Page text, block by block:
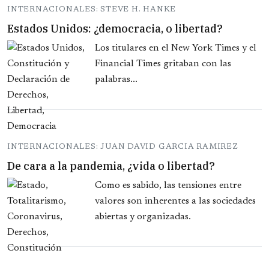
INTERNACIONALES: STEVE H. HANKE
Estados Unidos: ¿democracia, o libertad?
Los titulares en el New York Times y el
Financial Times gritaban con las
palabras...
INTERNACIONALES: JUAN DAVID GARCIA RAMIREZ
De cara a la pandemia, ¿vida o libertad?
Como es sabido, las tensiones entre
valores son inherentes a las sociedades
abiertas y organizadas.